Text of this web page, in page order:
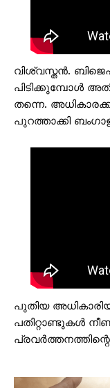
വിശ്വസ്തന്‍.
പിടിക്കുമ്പോള്‍
തന്നെ.
പുറത്താക്കി
പുതിയ
പതിറ്റാണ്ടുകള്‍